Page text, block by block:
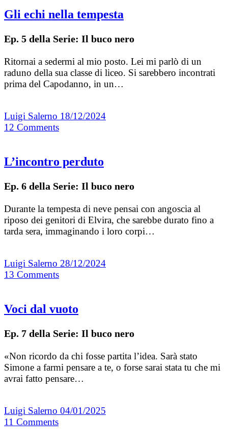
Gli echi nella tempesta
Ep. 5 della Serie: Il buco nero
Ritornai a sedermi al mio posto. Lei mi parlò di un
raduno della sua classe di liceo. Si sarebbero incontrati
prima del Capodanno, in un…
Luigi Salerno 18/12/2024
12 Comments
L’incontro perduto
Ep. 6 della Serie: Il buco nero
Durante la tempesta di neve pensai con angoscia al
riposo dei genitori di Elvira, che sarebbe durato fino a
tarda sera, immaginando i loro corpi…
Luigi Salerno 28/12/2024
13 Comments
Voci dal vuoto
Ep. 7 della Serie: Il buco nero
«Non ricordo da chi fosse partita l’idea. Sarà stato
Simone a farmi pensare a te, o forse sarai stata tu che mi
avrai fatto pensare…
Luigi Salerno 04/01/2025
11 Comments